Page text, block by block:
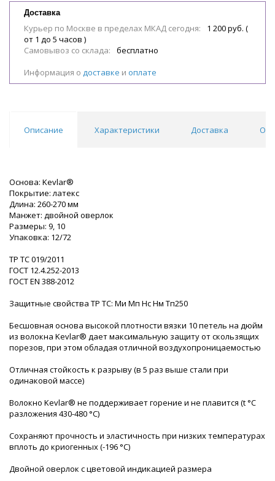
Доставка
Курьер по Москве в пределах МКАД сегодня:
1 200 руб. (
от 1 до 5 часов )
Самовывоз со склада:
бесплатно
Информация о доставке и оплате
Описание Характеристики Доставка
Основа: Kevlar®
Покрытие: латекс
Длина: 260-270 мм
Манжет: двойной оверлок
Размеры: 9, 10
Упаковка: 12/72
ТР ТС 019/2011
ГОСТ 12.4.252-2013
ГОСТ ЕN 388-2012
Защитные свойства ТР ТС: Ми Мп Нс Нм Тп250
Бесшовная основа высокой плотности вязки 10 петель на дюйм
из волокна Kevlar® дает максимальную защиту от скользящих
порезов, при этом обладая отличной воздухопроницаемостью
Отличная стойкость к разрыву (в 5 раз выше стали при
одинаковой массе)
Волокно Kevlar® не поддерживает горение и не плавится (t °C
разложения 430-480 °С)
Сохраняют прочность и эластичность при низких температурах
вплоть до криогенных (-196 °С)
Двойной оверлок с цветовой индикацией размера